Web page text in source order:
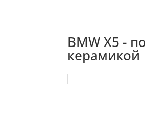
BMW X5 -
керамикой